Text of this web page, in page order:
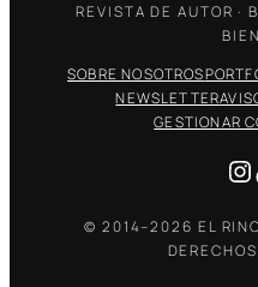
REVISTA DE AUTOR ·
SOBRE NOSOTROS
NEWSLETTER
GESTIONAR
© 2014–2026 EL